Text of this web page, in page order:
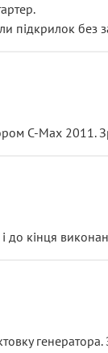
без
C-Max 2011.
до кінця